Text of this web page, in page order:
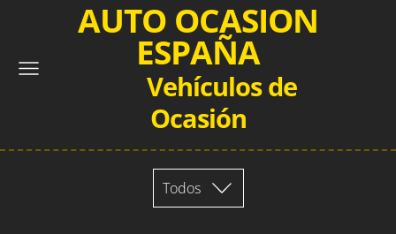
AUTO OCASION
ESPAÑA
Vehículos de
Ocasión
Todos